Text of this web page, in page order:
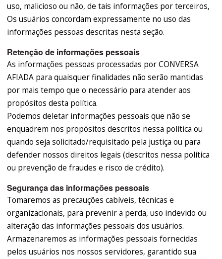
uso, malicioso ou não, de tais informações por terceiros,
Os usuários concordam expressamente no uso das
informações pessoas descritas nesta seção.
Retenção de informações pessoais
As informações pessoas processadas por CONVERSA
AFIADA para quaisquer finalidades não serão mantidas
por mais tempo que o necessário para atender aos
propósitos desta política.
Podemos deletar informações pessoais que não se
enquadrem nos propósitos descritos nessa política ou
quando seja solicitado/requisitado pela justiça ou para
defender nossos direitos legais (descritos nessa política
ou prevenção de fraudes e risco de crédito).
Segurança das informações pessoais
Tomaremos as precauções cabíveis, técnicas e
organizacionais, para prevenir a perda, uso indevido ou
alteração das informações pessoais dos usuários.
Armazenaremos as informações pessoais fornecidas
pelos usuários nos nossos servidores, garantido sua